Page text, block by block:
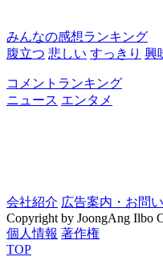
みんなの感想ランキング
腹立つ 悲しい すっきり 興
コメントランキング
ニュース エンタメ
会社紹介 広告案内・お問
Copyright by JoongAng Ilbo
個人情報 著作権
TOP